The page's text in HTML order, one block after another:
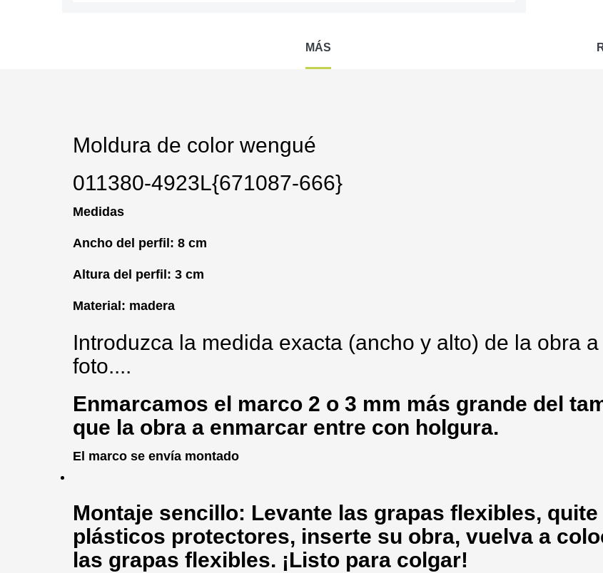
MÁS
Moldura de color wengué
011380-4923L{671087-666}
Medidas
Ancho del perfil: 8 cm
Altura del perfil: 3 cm
Material: madera
Introduzca la medida exacta (ancho y alto) de la obra
foto....
Enmarcamos el marco 2 o 3 mm más grande del
que la obra a enmarcar entre con holgura.
El marco se envía montado
Montaje sencillo: Levante las grapas flexibles,
plásticos protectores, inserte su obra, vuelva a
las grapas flexibles. ¡Listo para colgar!